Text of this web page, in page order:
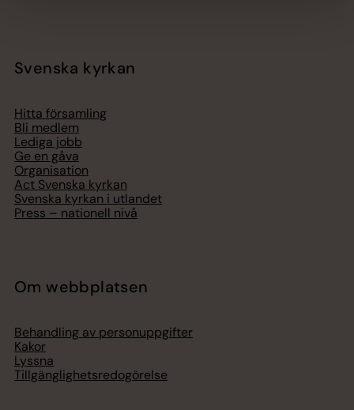
Svenska kyrkan
Hitta församling
Bli medlem
Lediga jobb
Ge en gåva
Organisation
Act Svenska kyrkan
Svenska kyrkan i utlandet
Press – nationell nivå
Om webbplatsen
Behandling av personuppgifter
Kakor
Lyssna
Tillgänglighetsredogörelse